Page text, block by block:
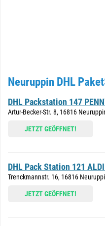
Neuruppin DHL
DHL Packstation 147
Artur-Becker-Str. 8, 16816
JETZT GEÖFFNET!
DHL Pack Station 121
Trenckmannstr. 16, 16816
JETZT GEÖFFNET!